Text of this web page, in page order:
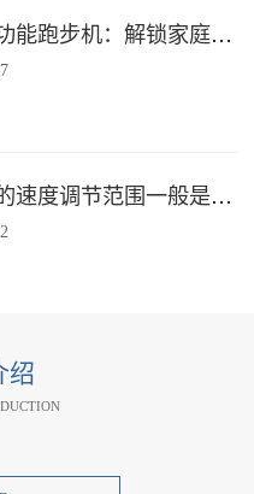
舒华多功能跑步机：解锁家庭健身新体验（体楷体育）
跑步机的速度调节范围一般是多少？
绍